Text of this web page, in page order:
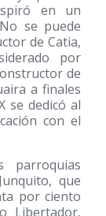
en un
se puede
de Catia,
por
de
a finales
se dedicó al
con el
parroquias
que
por ciento
Libertador,